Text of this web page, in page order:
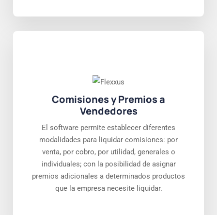
Comisiones y Premios a
Vendedores
El software permite establecer diferentes
modalidades para liquidar comisiones: por
venta, por cobro, por utilidad, generales o
individuales; con la posibilidad de asignar
premios adicionales a determinados productos
que la empresa necesite liquidar.